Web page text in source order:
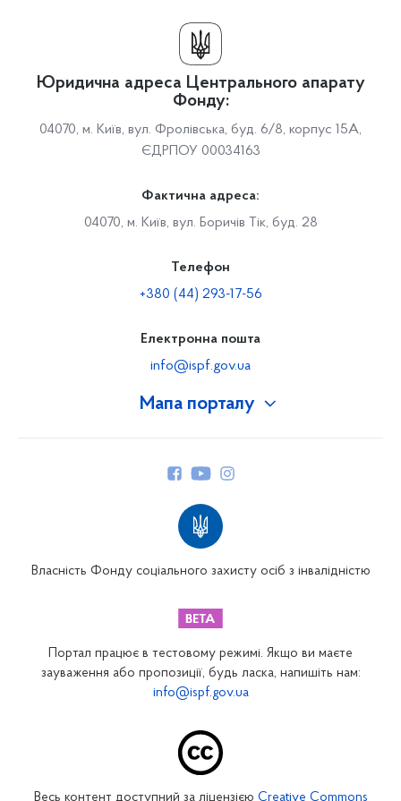
Мапа порталу
Закарпатське відділення
Запорізьке відділення
Юридична адреса Центрального апарату
Фонду:
04070, м. Київ, вул. Фролівська, буд. 6/8, корпус 15А,
ЄДРПОУ 00034163
Фактична адреса:
04070, м. Київ, вул. Боричів Тік, буд. 28
Телефон
+380 (44) 293-17-56
Електронна пошта
info@ispf.gov.ua
Власність Фонду соціального захисту осіб з інвалідністю
Портал працює в тестовому режимі. Якщо ви маєте
зауваження або пропозиції, будь ласка, напишіть нам:
info@ispf.gov.ua
Весь контент доступний за ліцензією Creative Commons